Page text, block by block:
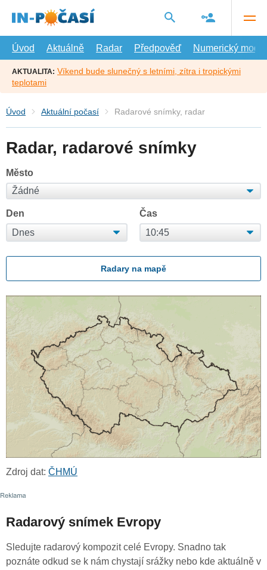
hlavní
Úvod
Aktuálně Radar Předpověď Numerický model
AKTUALITA: Víkend bude slunečný s letními, zítra i tropickými
teplotami
Úvod Aktuální počasí Radarové snímky, radar
Radar, radarové snímky
Město
Den Čas
Radary na mapě
Zdroj dat: ČHMÚ
Radarový snímek Evropy
Sledujte radarový kompozit celé Evropy. Snadno tak
poznáte odkud se k nám chystají srážky nebo kde aktuálně v